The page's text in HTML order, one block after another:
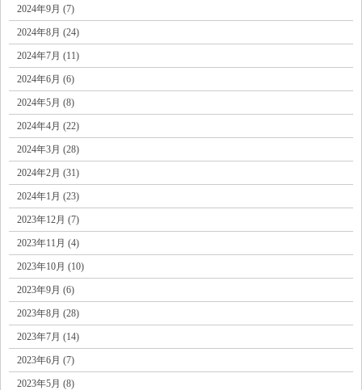
2024年9月 (7)
2024年8月 (24)
2024年7月 (11)
2024年6月 (6)
2024年5月 (8)
2024年4月 (22)
2024年3月 (28)
2024年2月 (31)
2024年1月 (23)
2023年12月 (7)
2023年11月 (4)
2023年10月 (10)
2023年9月 (6)
2023年8月 (28)
2023年7月 (14)
2023年6月 (7)
2023年5月 (8)